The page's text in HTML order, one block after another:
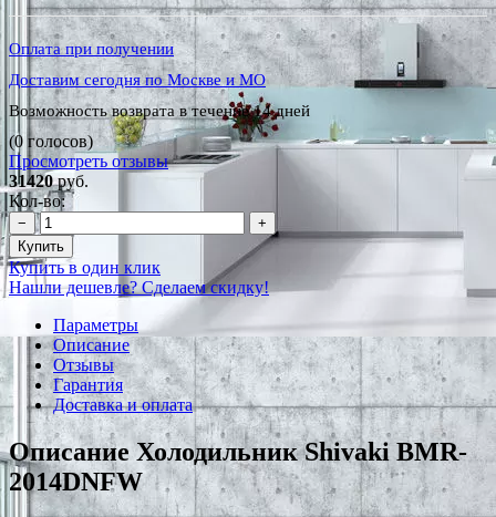
Оплата при получении
Доставим сегодня по Москве и МО
Возможность возврата в течение 14 дней
(0 голосов)
Просмотреть отзывы
31420руб.
Кол-во:
−
+
Купить
Купить в один клик
Нашли дешевле? Сделаем скидку!
Параметры
Описание
Отзывы
Гарантия
Доставка и оплата
Описание Холодильник Shivaki BMR-
2014DNFW